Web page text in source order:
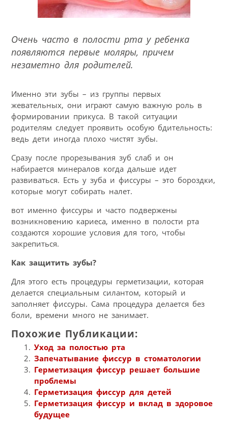
Очень часто в полости рта у ребенка
появляются первые моляры, причем
незаметно для родителей.
Именно эти зубы – из группы первых
жевательных, они играют самую важную роль в
формировании прикуса. В такой ситуации
родителям следует проявить особую бдительность:
ведь дети иногда плохо чистят зубы.
Сразу после прорезывания зуб слаб и он
набирается минералов когда дальше идет
развиваться. Есть у зуба и фиссуры – это бороздки,
которые могут собирать налет.
вот именно фиссуры и часто подвержены
возникновению кариеса, именно в полости рта
создаются хорошие условия для того, чтобы
закрепиться.
Как защитить зубы?
Для этого есть процедуры герметизации, которая
делается специальным силантом, который и
заполняет фиссуры. Сама процедура делается без
боли, времени много не занимает.
Похожие Публикации:
Уход за полостью рта
Запечатывание фиссур в стоматологии
Герметизация фиссур решает большие
проблемы
Герметизация фиссур для детей
Герметизация фиссур и вклад в здоровое
будущее